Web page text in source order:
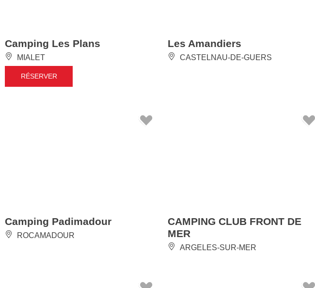
Camping Les Plans
MIALET
RÉSERVER
Les Amandiers
CASTELNAU-DE-GUERS
Camping Padimadour
ROCAMADOUR
CAMPING CLUB FRONT DE
MER
ARGELES-SUR-MER